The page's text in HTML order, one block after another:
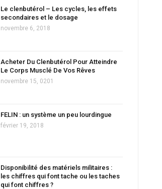
Le clenbutérol – Les cycles, les effets
secondaires et le dosage
novembre 6, 2018
Acheter Du Clenbutérol Pour Atteindre
Le Corps Musclé De Vos Rêves
novembre 15, 0201
FELIN : un système un peu lourdingue
février 19, 2018
Disponibilité des matériels militaires :
les chiffres qui font tache ou les taches
qui font chiffres ?